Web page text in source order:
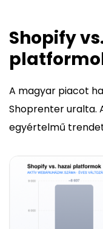
Shopify
A magyar piacot
Shoprenter uralta.
egyértelmű